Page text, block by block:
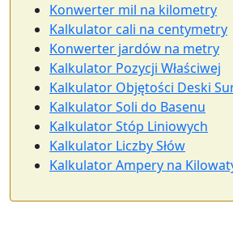
Konwerter mil na kilometry
Kalkulator cali na centymetry
Konwerter jardów na metry
Kalkulator Pozycji Właściwej
Kalkulator Objętości Deski
Kalkulator Soli do Basenu
Kalkulator Stóp Liniowych
Kalkulator Liczby Słów
Kalkulator Ampery na